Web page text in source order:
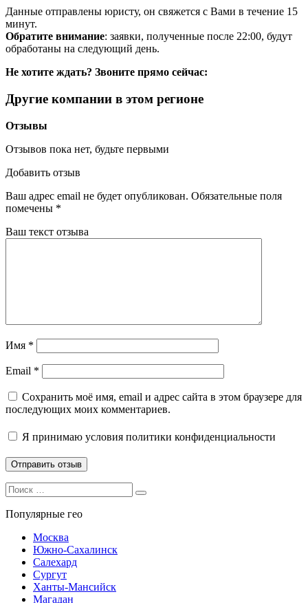
Данные отправлены юристу, он свяжется с Вами в течение 15
минут.
Обратите внимание: заявки, полученные после 22:00, будут
обработаны на следующий день.
Не хотите ждать? Звоните прямо сейчас:
Другие компании в этом регионе
Отзывы
Отзывов пока нет, будьте первыми
Добавить отзыв
Ваш адрес email не будет опубликован. Обязательные поля
помечены *
Ваш текст отзыва
Имя *
Email *
Сохранить моё имя, email и адрес сайта в этом браузере для
последующих моих комментариев.
Я принимаю условия политики конфиденциальности
Search
for:
Search
Популярные гео
Москва
Южно-Сахалинск
Салехард
Сургут
Ханты-Мансийск
Магадан